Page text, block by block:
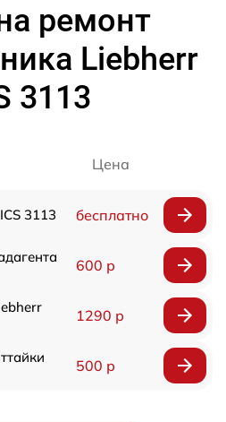
ремонт
Liebherr
3113
Цена
3113 бесплатно
600 р
1290 р
500 р